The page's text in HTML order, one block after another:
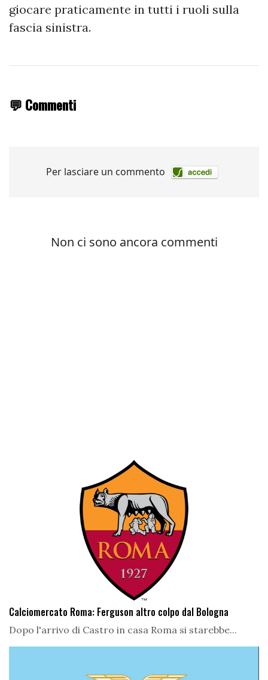
giocare praticamente in tutti i ruoli sulla
fascia sinistra.
💬 Commenti
Calciomercato Roma: Ferguson altro colpo dal Bologna
Dopo l'arrivo di Castro in casa Roma si starebbe...